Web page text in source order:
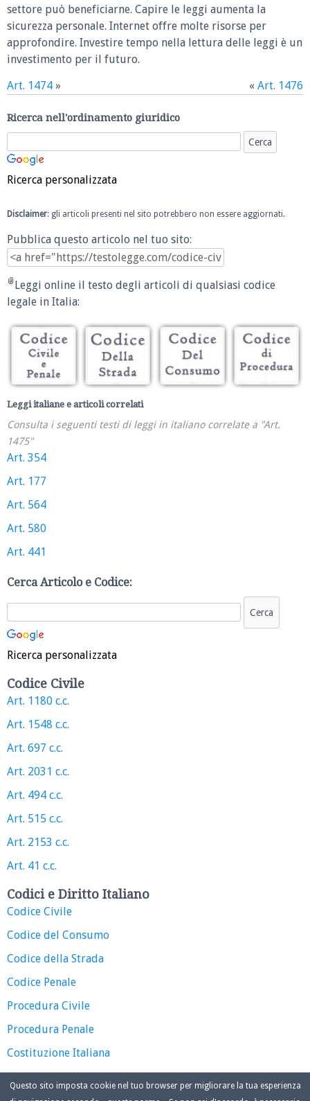
settore può beneficiarne. Capire le leggi aumenta la
sicurezza personale. Internet offre molte risorse per
approfondire. Investire tempo nella lettura delle leggi è un
investimento per il futuro.
Art. 1474 » « Art. 1476
Ricerca nell'ordinamento giuridico
Ricerca personalizzata
Disclaimer: gli articoli presenti nel sito potrebbero non essere aggiornati.
Pubblica questo articolo nel tuo sito:
Leggi online il testo degli articoli di qualsiasi codice
legale in Italia:
Leggi italiane e articoli correlati
Consulta i seguenti testi di leggi in italiano correlate a "Art.
1475"
Art. 354
Art. 177
Art. 564
Art. 580
Art. 441
Cerca Articolo e Codice:
Ricerca personalizzata
Codice Civile
Art. 1180 c.c.
Art. 1548 c.c.
Art. 697 c.c.
Art. 2031 c.c.
Art. 494 c.c.
Art. 515 c.c.
Art. 2153 c.c.
Art. 41 c.c.
Codici e Diritto Italiano
Codice Civile
Codice del Consumo
Codice della Strada
Codice Penale
Procedura Civile
Procedura Penale
Costituzione Italiana
Questo sito imposta cookie nel tuo browser per migliorare la tua esperienza